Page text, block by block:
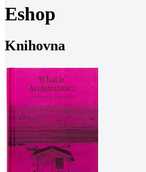
Eshop
Knihovna